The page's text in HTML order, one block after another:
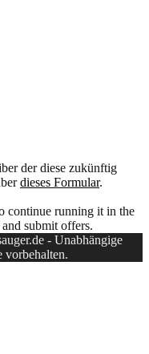
der diese zukünftig
dieses Formular.
continue running it in the
submit offers.
- Unabhängige
vorbehalten.